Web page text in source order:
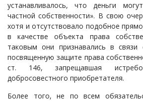
устанавливалось, что деньги
частной собственности». В свою
хотя и отсутствовало подобное
в качестве объекта права
таковым они признавались в
посвященную защите права
ст. 146, запрещавшая
добросовестного приобретателя.
Более того, не по всем